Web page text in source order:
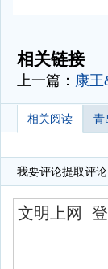
-
相关链接
上一篇： 康
相关阅读 青
我要评论提取评论